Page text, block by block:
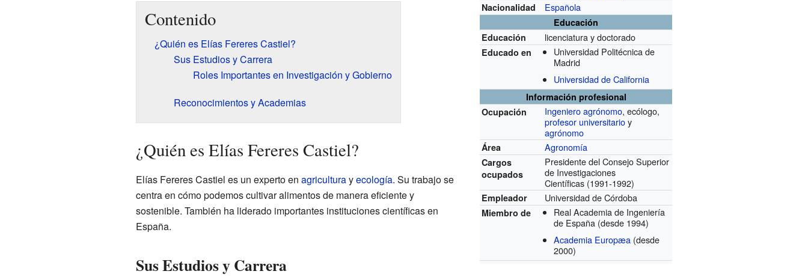
Nacionalidad Española
Educación
Educación
licenciatura y doctorado
Educado en
Universidad Politécnica de
Madrid
Universidad de California
Información profesional
Ocupación
Ingeniero agrónomo, ecólogo,
profesor universitarioy
agrónomo
Área Agronomía
Cargos
ocupados
Presidente del Consejo Superior
de Investigaciones
Científicas (1991-1992)
Empleador Universidad de Córdoba
Miembro de
Real Academia de Ingeniería
de España (desde 1994)
Academia Europæa (desde
2000)
Contenido
¿Quién es Elías Fereres Castiel?
Sus Estudios y Carrera
Roles Importantes en Investigación y Gobierno
Reconocimientos y Academias
¿Quién es Elías Fereres Castiel?
Elías Fereres Castiel es un experto en agriculturayecología. Su trabajo se
centra en cómo podemos cultivar alimentos de manera eficiente y
sostenible. También ha liderado importantes instituciones científicas en
España.
Sus Estudios y Carrera